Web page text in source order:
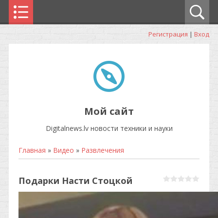
Регистрация | Вход
Мой сайт
Digitalnews.lv новости техники и науки
Главная » Видео » Развлечения
Подарки Насти Стоцкой